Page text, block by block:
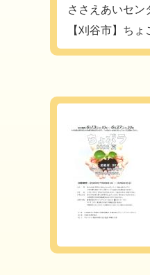
ささえあいセン
【刈谷市】ち